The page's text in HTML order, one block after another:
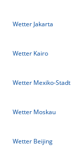
Wetter Jakarta
Wetter Kairo
Wetter Mexiko-Stadt
Wetter Moskau
Wetter Beijing